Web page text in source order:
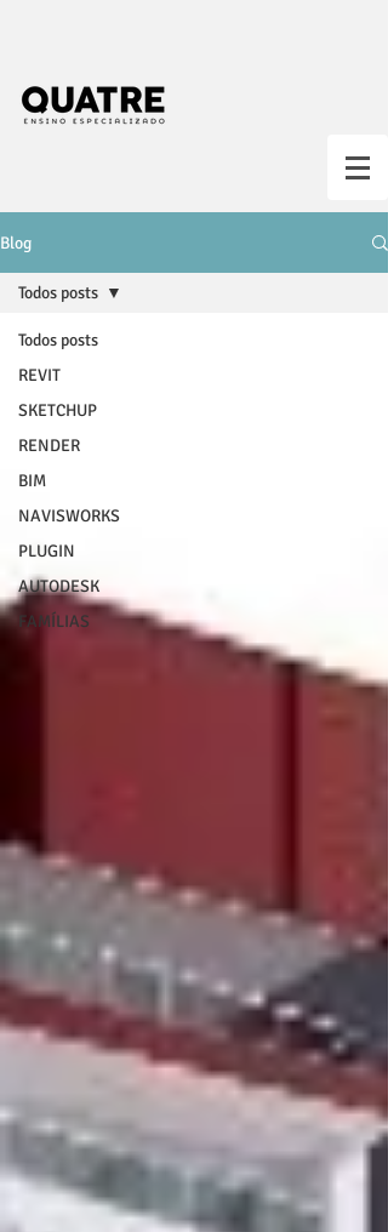
Blog
Todos posts
REVIT
SKETCHUP
RENDER
BIM
NAVISWORKS
PLUGIN
AUTODESK
FAMÍLIAS
Todos posts